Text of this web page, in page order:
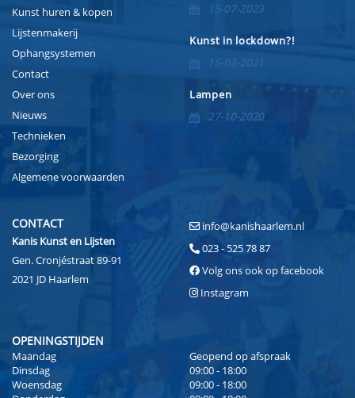
Kunst huren & kopen
Lijstenmakerij
Ophangsystemen
Contact
Over ons
Nieuws
Technieken
Bezorging
Algemene voorwaarden
15-07-2023
Kunst in lockdown?!
15-03-2021
Lampen
27-10-2020
CONTACT
Kanis Kunst en Lijsten
Gen. Cronjéstraat 89-91
2021 JD Haarlem
info@kanishaarlem.nl
023 - 525 78 87
Volg ons ook op facebook
Instagram
OPENINGSTIJDEN
Maandag
Geopend op afspraak
Dinsdag
09:00 - 18:00
Woensdag
09:00 - 18:00